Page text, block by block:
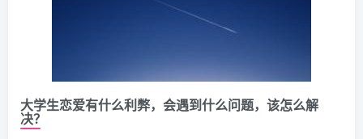
大学生恋爱有什么利弊，会遇到什么问题，该怎么解
决？